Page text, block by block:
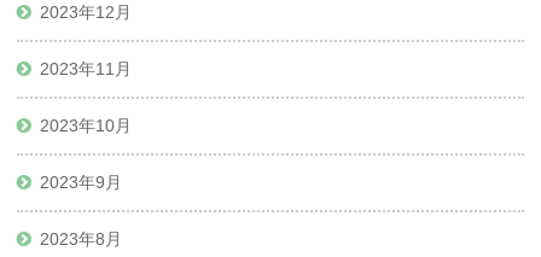
2023年12月
2023年11月
2023年10月
2023年9月
2023年8月